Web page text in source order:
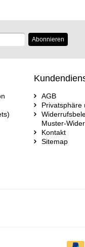
Abonnieren
AGB
Privatsphäre
Muster-
Kontakt
Sitemap